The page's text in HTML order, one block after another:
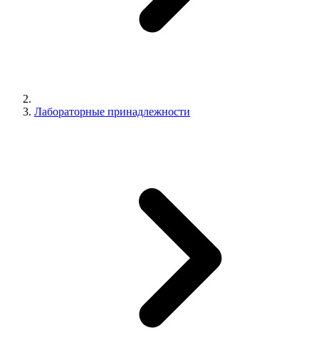
Лабораторные принадлежности